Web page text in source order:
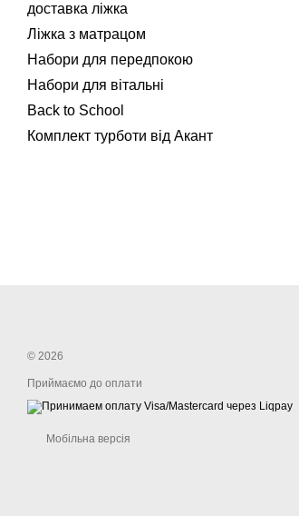
доставка ліжка
Ліжка з матрацом
Набори для передпокою
Набори для вітальні
Back to School
Комплект турботи від Акант
© 2026
Приймаємо до оплати
Мобільна версія